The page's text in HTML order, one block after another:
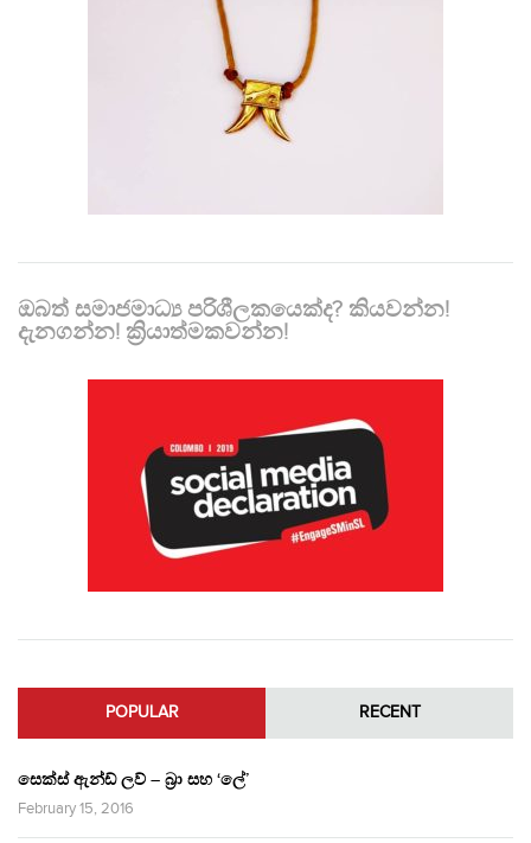
ඔබත් සමාජමාධ්‍ය පරිශීලකයෙක්ද? කියවන්න!
දැනගන්න! ක්‍රියාත්මකවන්න!
POPULAR RECENT
සෙක්ස් ඇන්ඩ් ලව් – බ්‍රා සහ ‘ලේ’
February 15, 2016